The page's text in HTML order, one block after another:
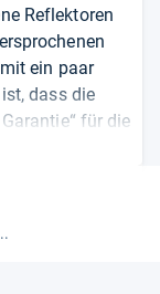
Reflektoren
ein paar
dass die
für die
ist auch, wie
schlägt,